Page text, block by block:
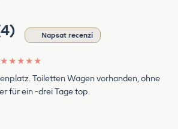
Napsat recenzi
★ ★ ★ ★ ★
Toiletten Wagen vorhanden, ohne
für ein -drei Tage top.